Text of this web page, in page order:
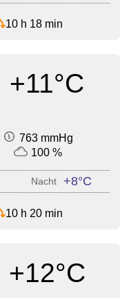
10 h 18 min
+11°C
763 mmHg
100 %
Nacht +8°C
10 h 20 min
+12°C